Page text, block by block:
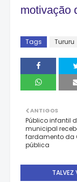
motivação
Tags Tururu
ANTIGOS
Público infantil
municipal
fardamento da
pública
TALVEZ